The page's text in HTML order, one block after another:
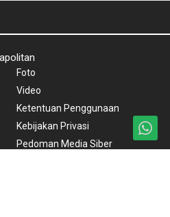
Foto
Video
Ketentuan Penggunaan
Kebijakan Privasi
Pedoman Media Siber